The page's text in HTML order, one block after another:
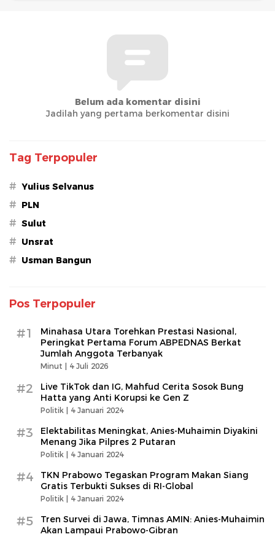
Belum ada komentar disini
Jadilah yang pertama berkomentar disini
Tag Terpopuler
# Yulius Selvanus
# PLN
# Sulut
# Unsrat
# Usman Bangun
Pos Terpopuler
#1
Minahasa Utara Torehkan Prestasi Nasional,
Peringkat Pertama Forum ABPEDNAS Berkat
Jumlah Anggota Terbanyak
Minut | 4 Juli 2026
#2
Live TikTok dan IG, Mahfud Cerita Sosok Bung
Hatta yang Anti Korupsi ke Gen Z
Politik | 4 Januari 2024
#3
Elektabilitas Meningkat, Anies-Muhaimin Diyakini
Menang Jika Pilpres 2 Putaran
Politik | 4 Januari 2024
#4
TKN Prabowo Tegaskan Program Makan Siang
Gratis Terbukti Sukses di RI-Global
Politik | 4 Januari 2024
#5
Tren Survei di Jawa, Timnas AMIN: Anies-Muhaimin
Akan Lampaui Prabowo-Gibran